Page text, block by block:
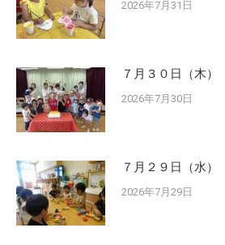
2026年7月31日
７月３０日（木）
2026年7月30日
７月２９日（水）
2026年7月29日